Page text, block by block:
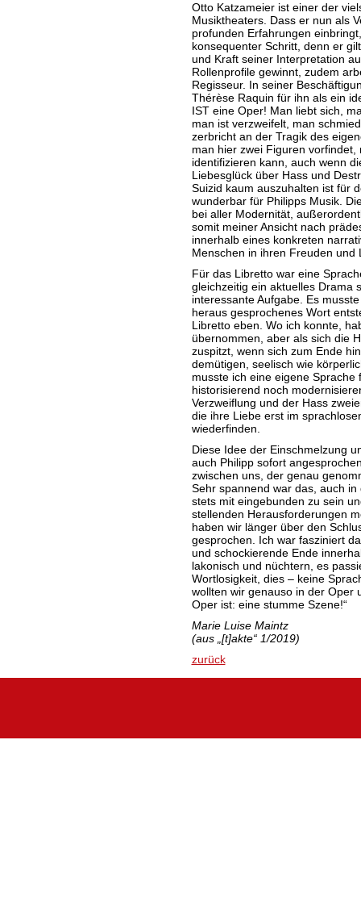
Otto Katzameier ist einer der
Musiktheaters. Dass er nun als
profunden Erfahrungen
konsequenter Schritt, denn er
und Kraft seiner Interpretation
Rollenprofile gewinnt, zudem
Regisseur. In seiner
Thérèse Raquin für ihn als ein
IST eine Oper! Man liebt sich,
man ist verzweifelt, man
zerbricht an der Tragik des
man hier zwei Figuren
identifizieren kann, auch wenn
Liebesglück über Hass und
Suizid kaum auszuhalten ist für
wunderbar für Philipps Musik.
bei aller Modernität,
somit meiner Ansicht nach
innerhalb eines konkreten
Menschen in ihren Freuden und
Für das Libretto war eine
gleichzeitig ein aktuelles Drama
interessante Aufgabe. Es
heraus gesprochenes Wort
Libretto eben. Wo ich konnte,
übernommen, aber als sich die
zuspitzt, wenn sich zum Ende
demütigen, seelisch wie
musste ich eine eigene Sprache
historisierend noch
Verzweiflung und der Hass
die ihre Liebe erst im
wiederfinden.
Diese Idee der Einschmelzung
auch Philipp sofort
zwischen uns, der genau
Sehr spannend war das, auch
stets mit eingebunden zu sein
stellenden Herausforderungen
haben wir länger über den
gesprochen. Ich war fasziniert
und schockierende Ende
lakonisch und nüchtern, es
Wortlosigkeit, dies – keine
wollten wir genauso in der Oper
Oper ist: eine stumme Szene!“
Marie Luise Maintz
(aus „[t]akte“ 1/2019)
zurück